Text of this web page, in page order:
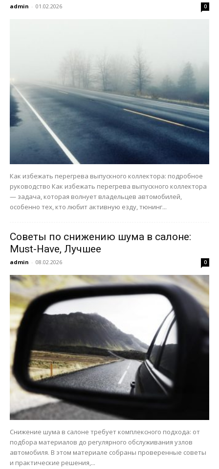
admin - 01.02.2026 0
Как избежать перегрева выпускного коллектора: подробное
руководство Как избежать перегрева выпускного коллектора
— задача, которая волнует владельцев автомобилей,
особенно тех, кто любит активную езду, тюнинг...
Советы по снижению шума в салоне:
Must-Have, Лучшее
admin - 08.02.2026 0
Снижение шума в салоне требует комплексного подхода: от
подбора материалов до регулярного обслуживания узлов
автомобиля. В этом материале собраны проверенные советы
и практические решения,...